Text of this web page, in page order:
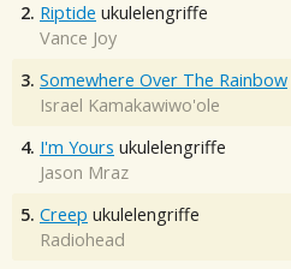
2. Riptide ukulelengriffe
Vance Joy
3. Somewhere Over The Rainbow
Israel Kamakawiwo'ole
4. I'm Yours ukulelengriffe
Jason Mraz
5. Creep ukulelengriffe
Radiohead